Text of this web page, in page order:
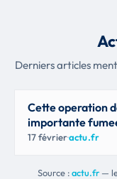
Derniers articles
Cette operation
importante
17 février·actu.fr
Source :actu.fr—